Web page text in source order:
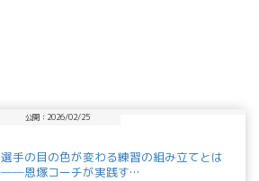
公開：2026/02/25
選手の目の色が変わる練習の組み立てとは
──恩塚コーチが実践す…